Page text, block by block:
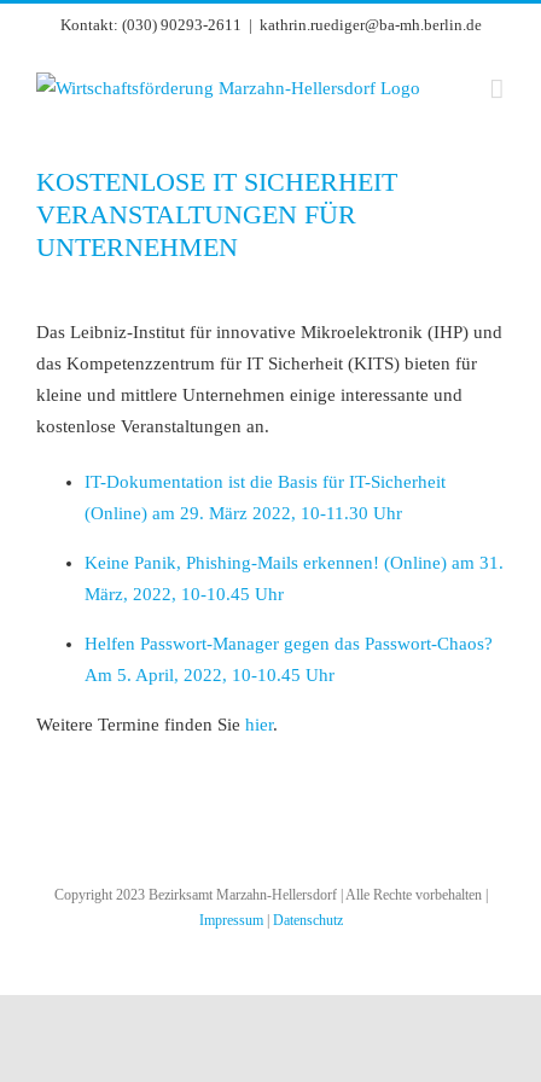
springen
Kontakt: (030) 90293-2611 | kathrin.ruediger@ba-mh.berlin.de
KOSTENLOSE IT SICHERHEIT
VERANSTALTUNGEN FÜR
UNTERNEHMEN
grösseres
Bild
Das Leibniz-​Institut für innovative Mikroelektronik (IHP) und
das Kompetenzzentrum für IT Sicherheit (KITS) bieten für
kleine und mittlere Unternehmen einige interessante und
kostenlose Veranstaltungen an.
IT-Dokumentation ist die Basis für IT-Sicherheit
(Online) am 29. März 2022, 10-11.30 Uhr
Keine Panik, Phishing-Mails erkennen! (Online) am 31.
März, 2022, 10-10.45 Uhr
Helfen Passwort-Manager gegen das Passwort-Chaos?
Am 5. April, 2022, 10-10.45 Uhr
Weitere Termine finden Sie hier.
Copyright 2023 Bezirksamt Marzahn-Hellersdorf | Alle Rechte vorbehalten |
Impressum| Datenschutz